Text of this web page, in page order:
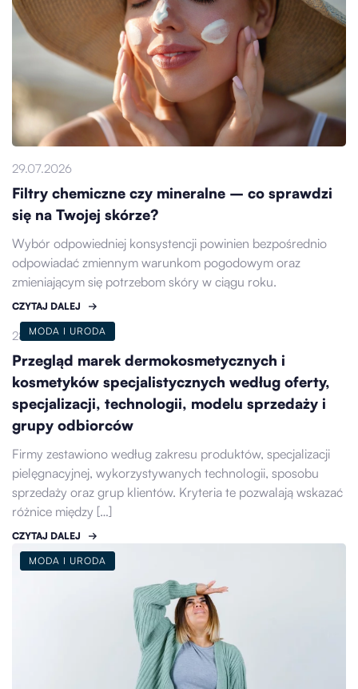
29.07.2026
Filtry chemiczne czy mineralne – co sprawdzi
się na Twojej skórze?
Wybór odpowiedniej konsystencji powinien bezpośrednio
odpowiadać zmiennym warunkom pogodowym oraz
zmieniającym się potrzebom skóry w ciągu roku.
CZYTAJ DALEJ
MODA I URODA
28.07.2026
Przegląd marek dermokosmetycznych i
kosmetyków specjalistycznych według oferty,
specjalizacji, technologii, modelu sprzedaży i
grupy odbiorców
Firmy zestawiono według zakresu produktów, specjalizacji
pielęgnacyjnej, wykorzystywanych technologii, sposobu
sprzedaży oraz grup klientów. Kryteria te pozwalają wskazać
różnice między […]
CZYTAJ DALEJ
MODA I URODA